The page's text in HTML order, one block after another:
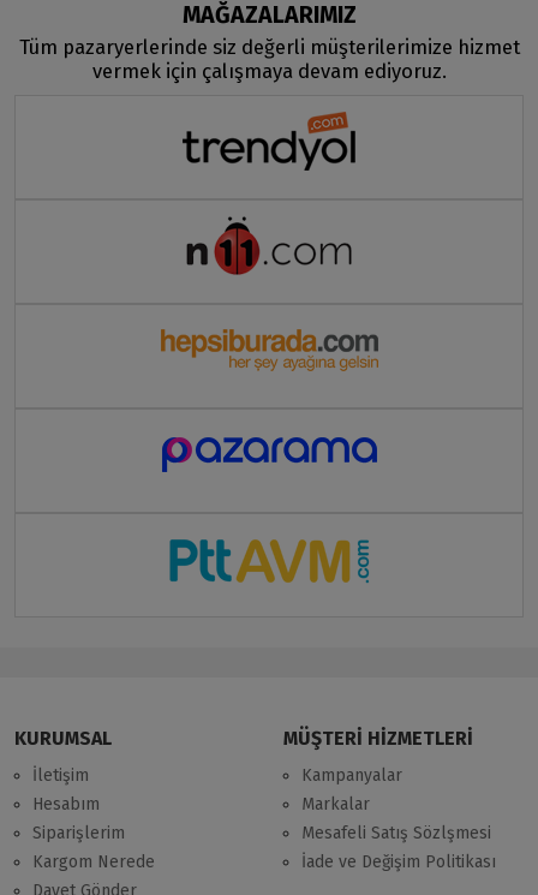
MAĞAZALARIMIZ
Tüm pazaryerlerinde siz değerli müşterilerimize hizmet
vermek için çalışmaya devam ediyoruz.
KURUMSAL
İletişim
Hesabım
Siparişlerim
Kargom Nerede
Davet Gönder
MÜŞTERİ HİZMETLERİ
Kampanyalar
Markalar
Mesafeli Satış Sözlşmesi
İade ve Değişim Politikası